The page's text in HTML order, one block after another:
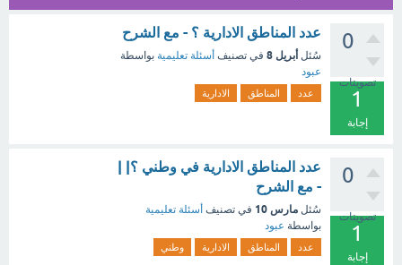
0
تصويتات
1
إجابة
عدد المناطق الادارية ؟ - مع الشرح
سُئل أبريل 8 في تصنيف أسئلة تعليمية بواسطة
عبود
عدد المناطق الادارية
0
تصويتات
1
إجابة
عدد المناطق الادارية في وطني ؟| |
- مع الشرح
سُئل مارس 10 في تصنيف أسئلة تعليمية
بواسطة عبود
عدد المناطق الادارية وطني